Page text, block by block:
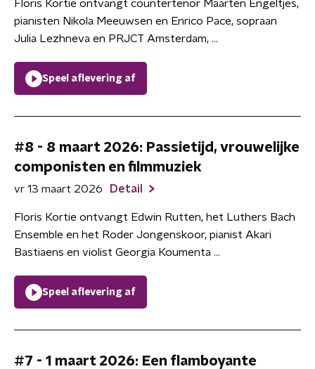
Floris Kortie ontvangt countertenor Maarten Engeltjes,
pianisten Nikola Meeuwsen en Enrico Pace, sopraan
Julia Lezhneva en PRJCT Amsterdam, ...
Speel aflevering af
#8 - 8 maart 2026: Passietijd, vrouwelijke
componisten en filmmuziek
vr 13 maart 2026 Detail
Floris Kortie ontvangt Edwin Rutten, het Luthers Bach
Ensemble en het Roder Jongenskoor, pianist Akari
Bastiaens en violist Georgia Koumenta ...
Speel aflevering af
#7 - 1 maart 2026: Een flamboyante